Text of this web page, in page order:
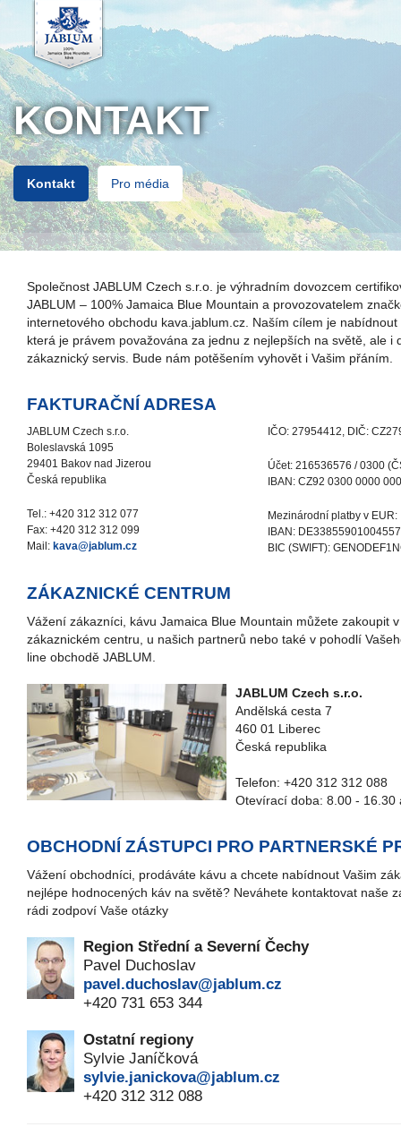
KONTAKT
Kontakt Pro média
Společnost JABLUM Czech s.r.o. je výhradním dovozcem
JABLUM – 100% Jamaica Blue Mountain a provozovatelem
internetového obchodu kava.jablum.cz. Naším cílem je
která je právem považována za jednu z nejlepších na světě, ale i
zákaznický servis. Bude nám potěšením vyhovět i Vašim přáním.
FAKTURAČNÍ ADRESA
JABLUM Czech s.r.o.
Boleslavská 1095
29401 Bakov nad Jizerou
Česká republika
Tel.: +420 312 312 077
Fax: +420 312 312 099
Mail: kava@jablum.cz
IČO: 27954412, DIČ:
Účet: 216536576 / 0300
IBAN: CZ92 0300 0000
Mezinárodní platby v EUR:
IBAN:
BIC (SWIFT):
ZÁKAZNICKÉ CENTRUM
Vážení zákazníci, kávu Jamaica Blue Mountain můžete zakoupit
zákaznickém centru, u našich partnerů nebo také v pohodlí
line obchodě JABLUM.
JABLUM Czech s.r.o.
Andělská cesta 7
460 01 Liberec
Česká republika
Telefon: +420 312 312 088
Otevírací doba: 8.00 - 16.30
OBCHODNÍ ZÁSTUPCI PRO PARTNERSKÉ
Vážení obchodníci, prodáváte kávu a chcete nabídnout Vašim
nejlépe hodnocených káv na světě? Neváhete kontaktovat naše
rádi zodpoví Vaše otázky
Region Střední a Severní Čechy
Pavel Duchoslav
pavel.duchoslav@jablum.cz
+420 731 653 344
Ostatní regiony
Sylvie Janíčková
sylvie.janickova@jablum.cz
+420 312 312 088